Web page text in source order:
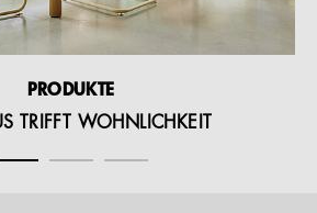
PRODUKTE
TRIFFT WOHNLICHKEIT